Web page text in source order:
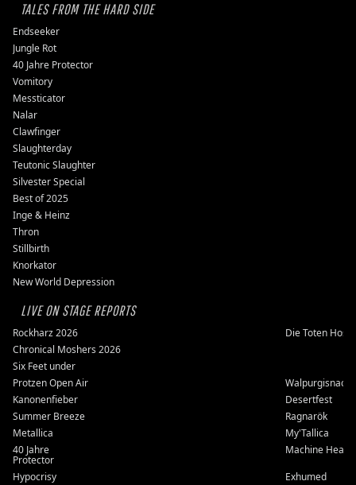
TALES FROM THE HARD SIDE
Endseeker
Jungle Rot
40 Jahre Protector
Vomitory
Messticator
Nalar
Clawfinger
Slaughterday
Teutonic Slaughter
Silvester Special
Best of 2025
Inge & Heinz
Thron
Stillbirth
Knorkator
New World Depression
LIVE ON STAGE REPORTS
Rockharz 2026
Die Toten
Chronical Moshers 2026
Six Feet under
Protzen Open Air
Walpurgisnacht
Kanonenfieber
Desertfest
Summer Breeze
Ragnarök
Metallica
My'Tallica
40 Jahre
Protector
Machine Head
Hypocrisy
Exhumed